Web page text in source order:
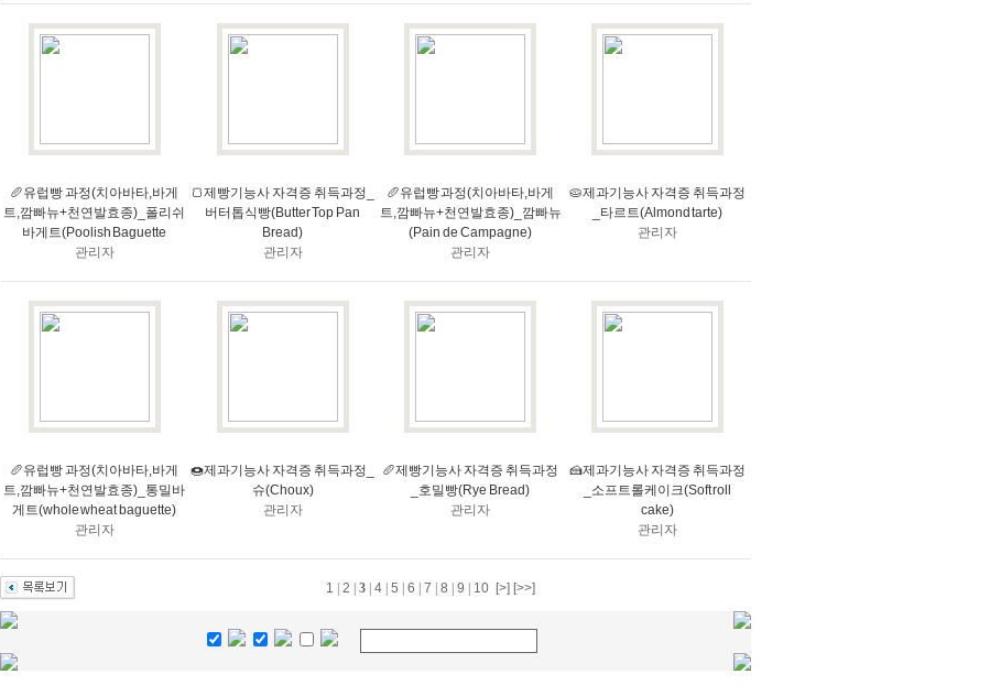
🥖유럽빵 과정(치아바타,바게
트,깜빠뉴+천연발효종)_폴리쉬
바게트(Poolish Baguette
관리자
🍞제빵기능사 자격증 취득과정_
버터톱식빵(Butter Top Pan
Bread)
관리자
🥖유럽빵 과정(치아바타,바게
트,깜빠뉴+천연발효종)_깜빠뉴
(Pain de Campagne)
관리자
🥧제과기능사 자격증 취득과정
_타르트(Almond tarte)
관리자
🥖유럽빵 과정(치아바타,바게
트,깜빠뉴+천연발효종)_통밀바
게트(whole wheat baguette)
관리자
🍩제과기능사 자격증 취득과정_
슈(Choux)
관리자
🥖제빵기능사 자격증 취득과정
_호밀빵(Rye Bread)
관리자
🍰제과기능사 자격증 취득과정
_소프트롤케이크(Soft roll
cake)
관리자
1 2 3 4 5 6 7 8 9 10 [>] [>>]